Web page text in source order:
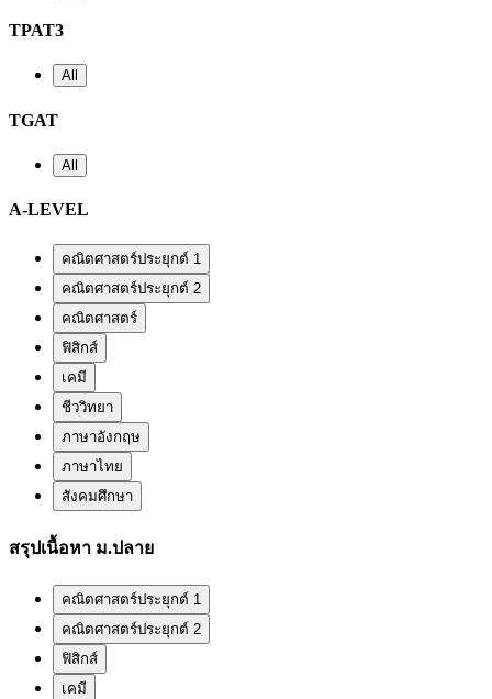
TPAT3
All
TGAT
All
A-LEVEL
คณิตศาสตร์ประยุกต์ 1
คณิตศาสตร์ประยุกต์ 2
คณิตศาสตร์
ฟิสิกส์
เคมี
ชีววิทยา
ภาษาอังกฤษ
ภาษาไทย
สังคมศึกษา
สรุปเนื้อหา ม.ปลาย
คณิตศาสตร์ประยุกต์ 1
คณิตศาสตร์ประยุกต์ 2
ฟิสิกส์
เคมี